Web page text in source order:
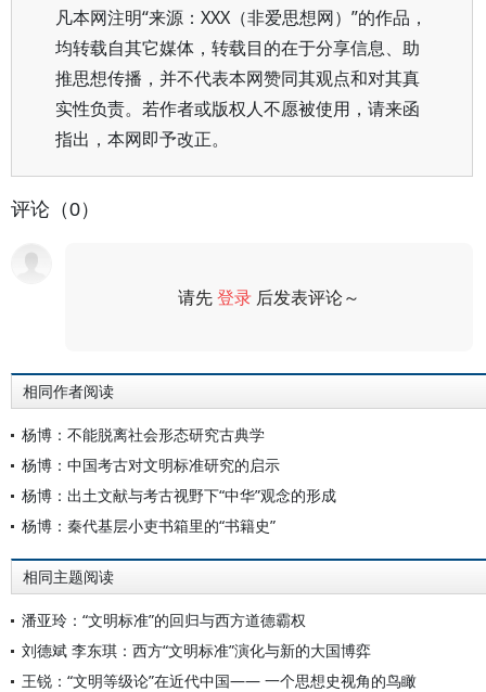
凡本网注明“来源：XXX（非爱思想网）”的作品，
均转载自其它媒体，转载目的在于分享信息、助
推思想传播，并不代表本网赞同其观点和对其真
实性负责。若作者或版权人不愿被使用，请来函
指出，本网即予改正。
评论（0）
请先登录 后发表评论～
相同作者阅读
杨博：不能脱离社会形态研究古典学
杨博：中国考古对文明标准研究的启示
杨博：出土文献与考古视野下“中华”观念的形成
杨博：秦代基层小吏书箱里的“书籍史”
相同主题阅读
潘亚玲：“文明标准”的回归与西方道德霸权
刘德斌 李东琪：西方“文明标准”演化与新的大国博弈
王锐：“文明等级论”在近代中国—— 一个思想史视角的鸟瞰